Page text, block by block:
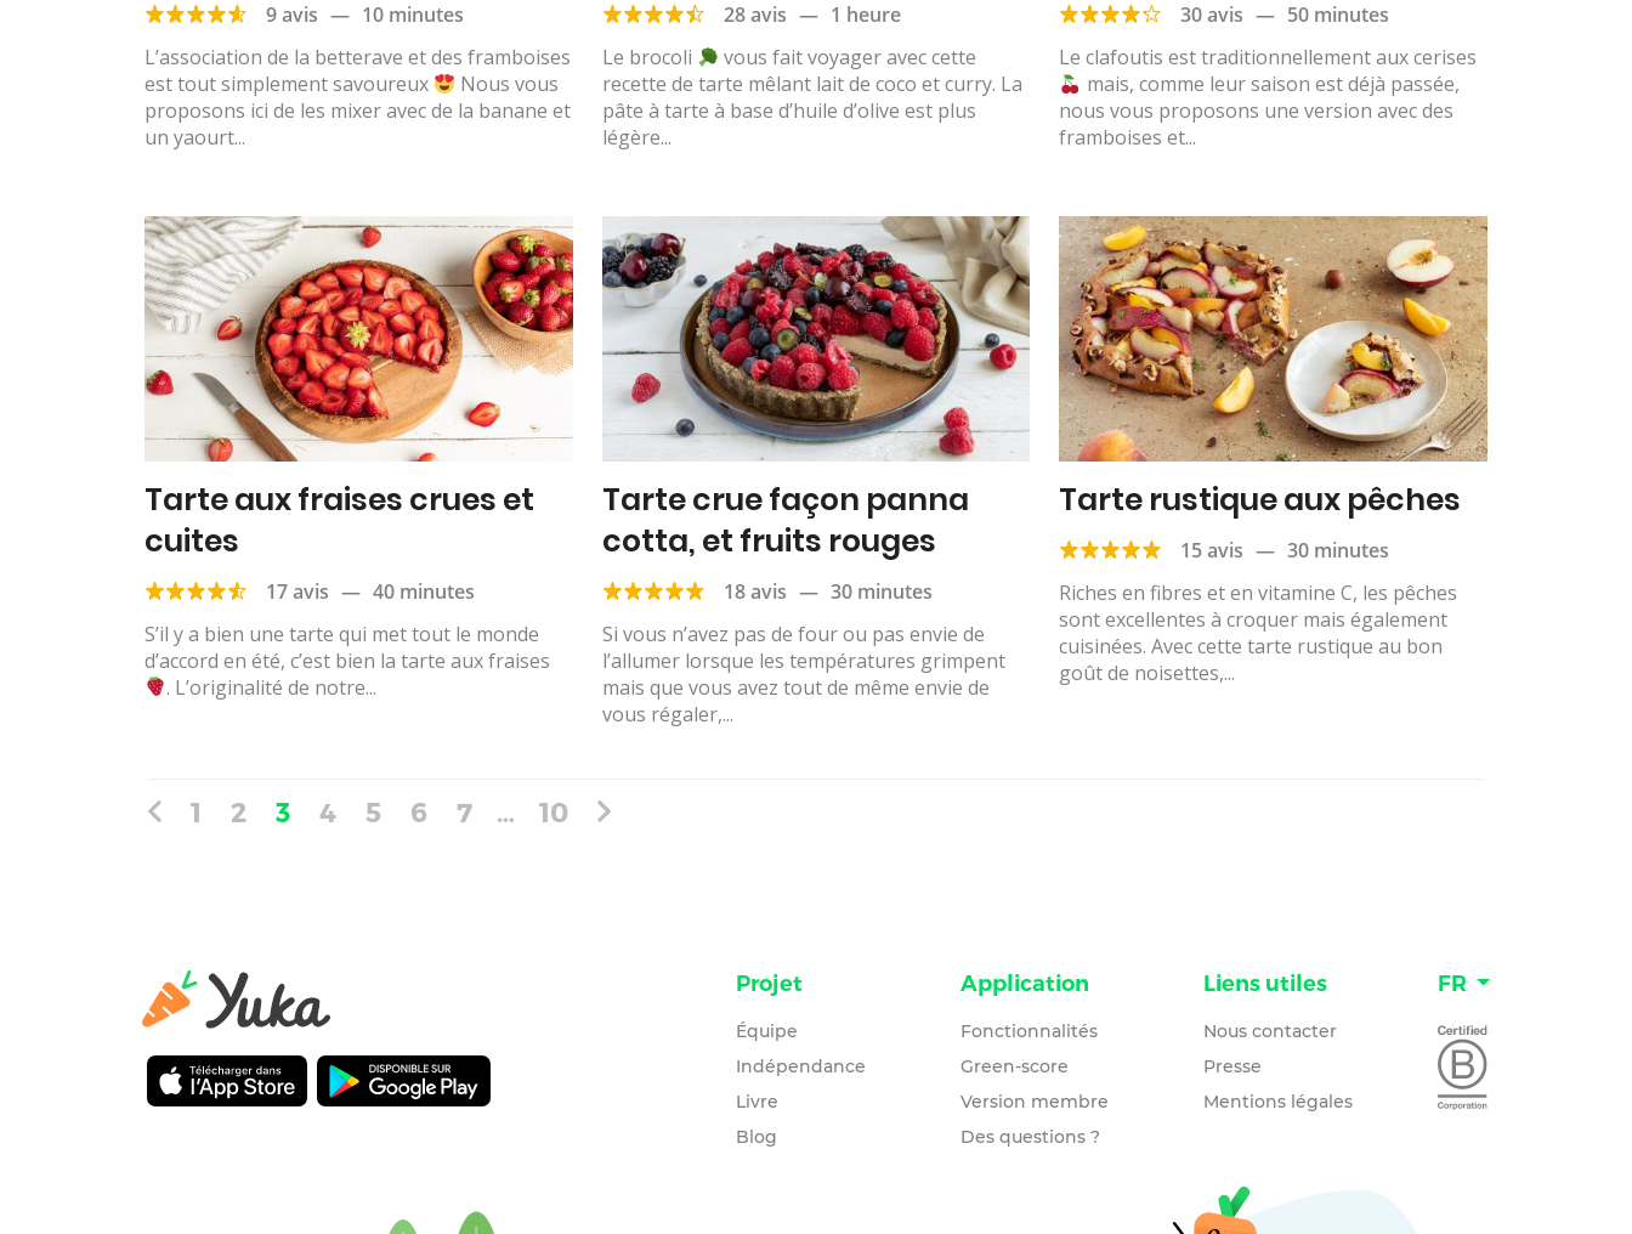
9 avis — 10 minutes
L’association de la betterave et des framboises
est tout simplement savoureux
Nous vous
proposons ici de les mixer avec de la banane et
un yaourt...
28 avis — 1 heure
Le brocoli
vous fait voyager avec cette
recette de tarte mêlant lait de coco et curry. La
pâte à tarte à base d’huile d’olive est plus
légère...
30 avis — 50 minutes
Le clafoutis est traditionnellement aux cerises
mais, comme leur saison est déjà passée,
nous vous proposons une version avec des
framboises et...
Tarte aux fraises crues et
cuites
17 avis — 40 minutes
S’il y a bien une tarte qui met tout le monde
d’accord en été, c’est bien la tarte aux fraises
. L’originalité de notre...
Tarte crue façon panna
cotta, et fruits rouges
18 avis — 30 minutes
Si vous n’avez pas de four ou pas envie de
l’allumer lorsque les températures grimpent
mais que vous avez tout de même envie de
vous régaler,...
Tarte rustique aux pêches
15 avis — 30 minutes
Riches en fibres et en vitamine C, les pêches
sont excellentes à croquer mais également
cuisinées. Avec cette tarte rustique au bon
goût de noisettes,...
1 2 3 4 5 6 7 … 10
Projet
Équipe
Indépendance
Livre
Blog
Application
Fonctionnalités
Green-score
Version membre
Des questions ?
Liens utiles
Nous contacter
Presse
Mentions légales
FR